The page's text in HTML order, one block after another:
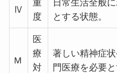
Ⅳ
重
度
日常生活全般
とする状態。
M
医
療
対
著しい精神症
門医療を必要と